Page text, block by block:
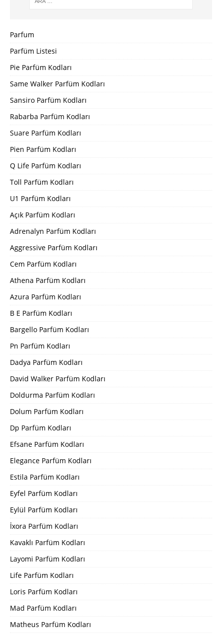
Parfum
Parfüm Listesi
Pie Parfüm Kodları
Same Walker Parfüm Kodları
Sansiro Parfüm Kodları
Rabarba Parfüm Kodları
Suare Parfüm Kodları
Pien Parfüm Kodları
Q Life Parfüm Kodları
Toll Parfüm Kodları
U1 Parfüm Kodları
Açık Parfüm Kodları
Adrenalyn Parfüm Kodları
Aggressive Parfüm Kodları
Cem Parfüm Kodları
Athena Parfüm Kodları
Azura Parfüm Kodları
B E Parfüm Kodları
Bargello Parfüm Kodları
Pn Parfüm Kodları
Dadya Parfüm Kodları
David Walker Parfüm Kodları
Doldurma Parfüm Kodları
Dolum Parfüm Kodları
Dp Parfüm Kodları
Efsane Parfüm Kodları
Elegance Parfüm Kodları
Estila Parfüm Kodları
Eyfel Parfüm Kodları
Eylül Parfüm Kodları
İxora Parfüm Kodları
Kavaklı Parfüm Kodları
Layomi Parfüm Kodları
Life Parfüm Kodları
Loris Parfüm Kodları
Mad Parfüm Kodları
Matheus Parfüm Kodları